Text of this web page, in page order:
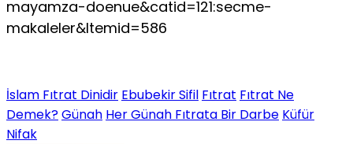
mayamza-doenue&catid=121:secme-
makaleler&Itemid=586
İslam Fıtrat Dinidir Ebubekir Sifil Fıtrat Fıtrat Ne
Demek?Günah Her Günah Fıtrata Bir Darbe Küfür
Nifak